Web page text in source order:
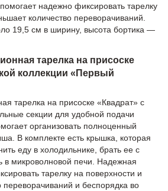
надежно фиксировать тарелку
количество переворачиваний.
19,5 см в ширину, высота бортика —
тарелка на присоске
коллекции «Первый
тарелка на присоске «Квадрат» с
секции для удобной подачи
организовать полноценный
В комплекте есть крышка, которая
еду в холодильнике, брать ее с
в микроволновой печи. Надежная
тарелку на поверхности и
переворачиваний и беспорядка во